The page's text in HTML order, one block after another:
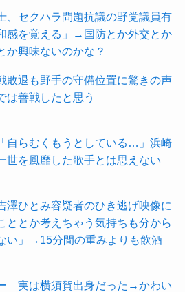
、セクハラ問題抗議の野党議員有
感を覚える」→国防とか外交とか
か興味ないのかな？
敗退も野手の守備位置に驚きの声
は善戦したと思う
自らむくもうとしている…」浜崎
世を風靡した歌手とは思えない
澤ひとみ容疑者のひき逃げ映像に
ととか考えちゃう気持ちも分から
い」→15分間の重みよりも飲酒
実は横須賀出身だった→かわい